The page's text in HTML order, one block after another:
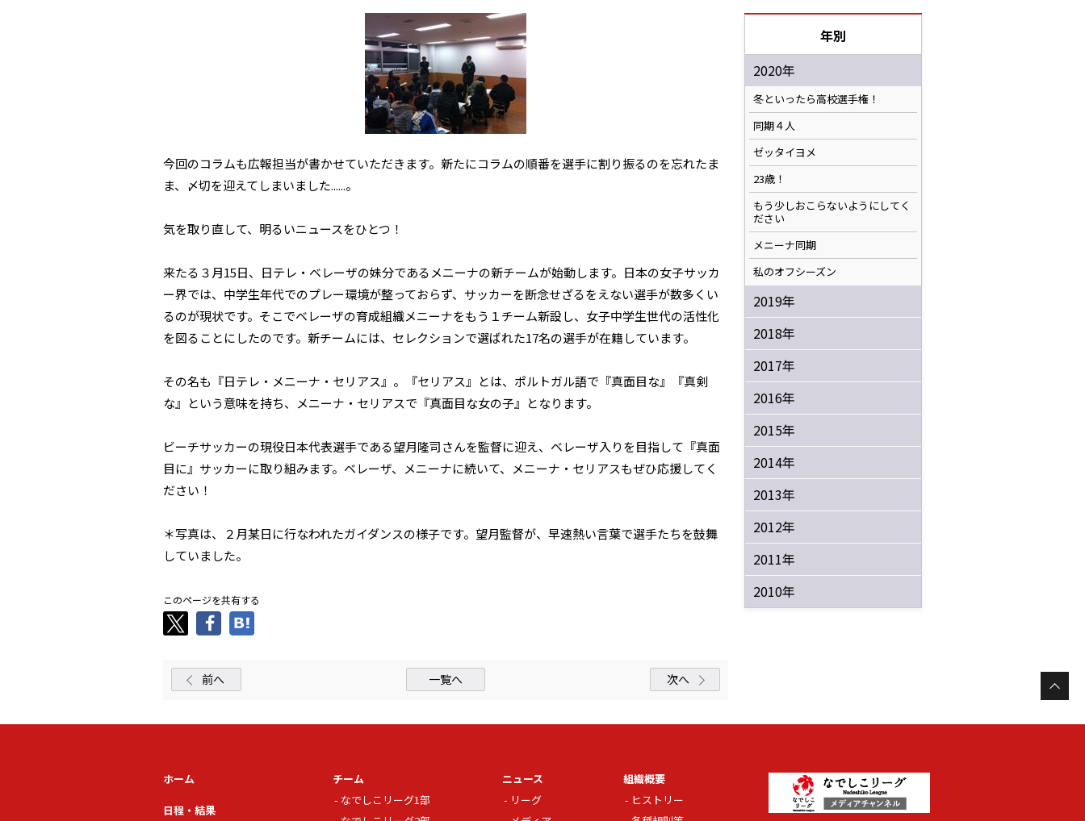
今回のコラムも広報担当が書かせていただきます。新たにコラムの順番を選手に割り振るのを忘れたま
ま、〆切を迎えてしまいました......。
気を取り直して、明るいニュースをひとつ！
来たる３月15日、日テレ・ベレーザの妹分であるメニーナの新チームが始動します。日本の女子サッカ
ー界では、中学生年代でのプレー環境が整っておらず、サッカーを断念せざるをえない選手が数多くい
るのが現状です。そこでベレーザの育成組織メニーナをもう１チーム新設し、女子中学生世代の活性化
を図ることにしたのです。新チームには、セレクションで選ばれた17名の選手が在籍しています。
その名も『日テレ・メニーナ・セリアス』。『セリアス』とは、ポルトガル語で『真面目な』『真剣
な』という意味を持ち、メニーナ・セリアスで『真面目な女の子』となります。
ビーチサッカーの現役日本代表選手である望月隆司さんを監督に迎え、ベレーザ入りを目指して『真面
目に』サッカーに取り組みます。ベレーザ、メニーナに続いて、メニーナ・セリアスもぜひ応援してく
ださい！
＊写真は、２月某日に行なわれたガイダンスの様子です。望月監督が、早速熱い言葉で選手たちを鼓舞
していました。
このページを共有する
前へ 一覧へ 次へ
年別
2020年
冬といったら高校選手権！
同期４人
ゼッタイヨメ
23歳！
もう少しおこらないようにしてく
ださい
メニーナ同期
私のオフシーズン
2019年
2018年
2017年
2016年
2015年
2014年
2013年
2012年
2011年
2010年
ホーム
日程・結果
チーム
なでしこリーグ1部
ニュース
リーグ
組織概要
ヒストリー